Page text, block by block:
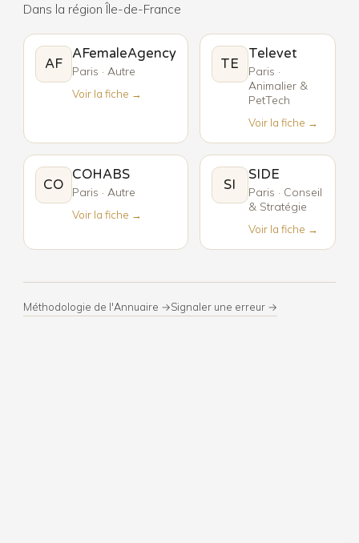
Dans la région Île-de-France
AF
AFemaleAgency
Paris · Autre
Voir la fiche →
TE
Televet
Paris ·
Animalier &
PetTech
Voir la fiche →
CO
COHABS
Paris · Autre
Voir la fiche →
SI
SIDE
Paris · Conseil
& Stratégie
Voir la fiche →
Méthodologie de l'Annuaire →Signaler une erreur →